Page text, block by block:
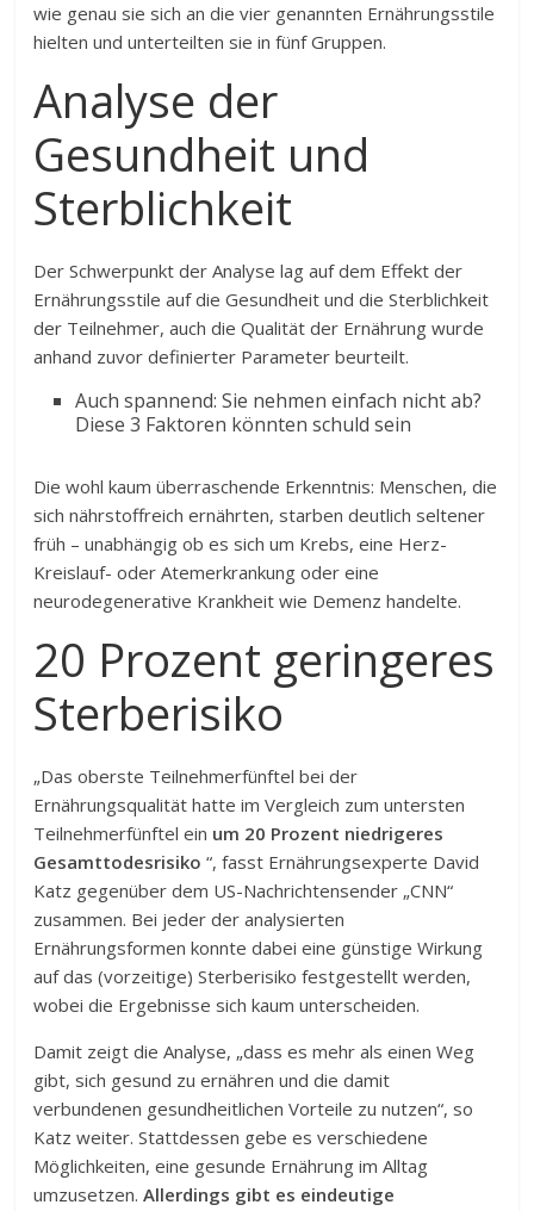
wie genau sie sich an die vier genannten Ernährungsstile
hielten und unterteilten sie in fünf Gruppen.
Analyse der
Gesundheit und
Sterblichkeit
Der Schwerpunkt der Analyse lag auf dem Effekt der
Ernährungsstile auf die Gesundheit und die Sterblichkeit
der Teilnehmer, auch die Qualität der Ernährung wurde
anhand zuvor definierter Parameter beurteilt.
Auch spannend: Sie nehmen einfach nicht ab?
Diese 3 Faktoren könnten schuld sein
Die wohl kaum überraschende Erkenntnis: Menschen, die
sich nährstoffreich ernährten, starben deutlich seltener
früh – unabhängig ob es sich um Krebs, eine Herz-
Kreislauf- oder Atemerkrankung oder eine
neurodegenerative Krankheit wie Demenz handelte.
20 Prozent geringeres
Sterberisiko
„Das oberste Teilnehmerfünftel bei der
Ernährungsqualität hatte im Vergleich zum untersten
Teilnehmerfünftel ein um 20 Prozent niedrigeres
Gesamttodesrisiko “, fasst Ernährungsexperte David
Katz gegenüber dem US-Nachrichtensender „CNN“
zusammen. Bei jeder der analysierten
Ernährungsformen konnte dabei eine günstige Wirkung
auf das (vorzeitige) Sterberisiko festgestellt werden,
wobei die Ergebnisse sich kaum unterscheiden.
Damit zeigt die Analyse, „dass es mehr als einen Weg
gibt, sich gesund zu ernähren und die damit
verbundenen gesundheitlichen Vorteile zu nutzen“, so
Katz weiter. Stattdessen gebe es verschiedene
Möglichkeiten, eine gesunde Ernährung im Alltag
umzusetzen.Allerdings gibt es eindeutige